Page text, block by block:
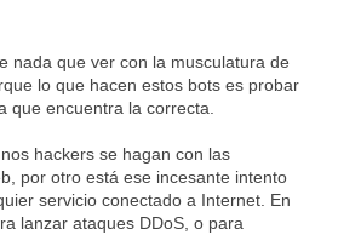
nada que ver con la musculatura de
lo que hacen estos bots es probar
que encuentra la correcta.
hackers se hagan con las
por otro está ese incesante intento
servicio conectado a Internet. En
lanzar ataques DDoS, o para